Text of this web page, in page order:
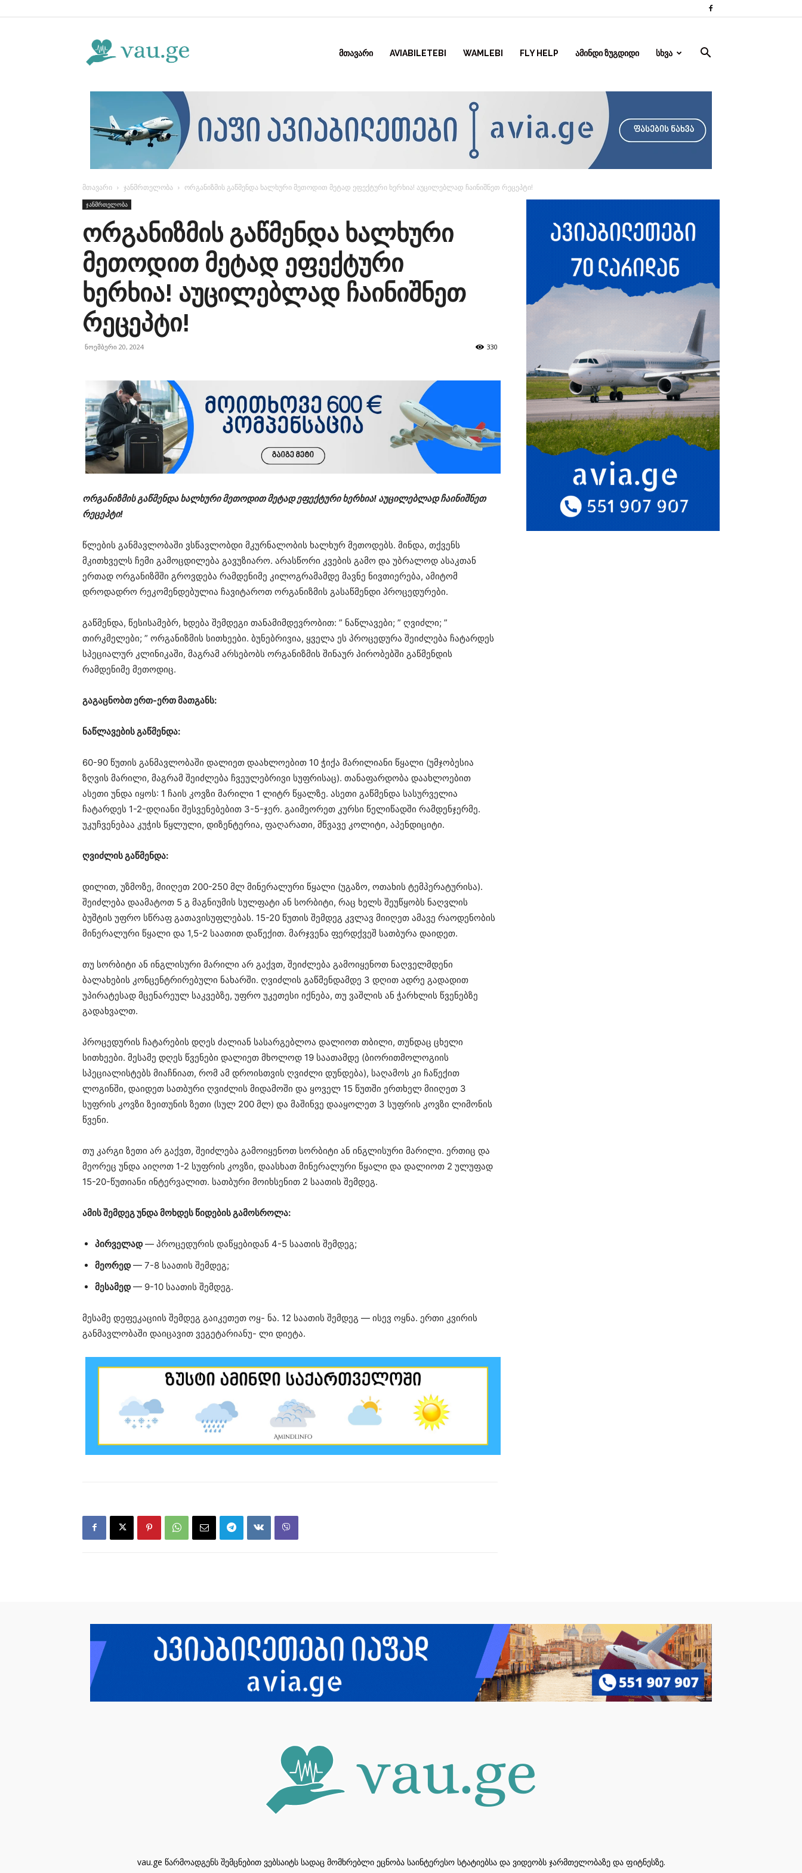
ᲛᲗᲐᲕᲐᲠᲘ AVIABILETEBI WAMLEBI FLY HELP ᲐᲛᲘᲜᲓᲘ ᲖᲣᲒᲓᲘᲓᲘ ᲡᲮᲕᲐ
მთავარი ჯანმრთელობა ორგანიზმის გაწმენდა ხალხური მეთოდით მეტად ეფექტური ხერხია! აუცილებლად ჩაინიშნეთ რეცეპტი!
ჯანმრთელობა
ორგანიზმის გაწმენდა ხალხური
მეთოდით მეტად ეფექტური
ხერხია! აუცილებლად ჩაინიშნეთ
რეცეპტი!
ნოემბერი 20, 2024 330
ორგანიზმის გაწმენდა ხალხური მეთოდით მეტად ეფექტური ხერხია! აუცილებლად ჩაინიშნეთ
რეცეპტი!
წლების განმავლობაში ვსწავლობდი მკურნალობის ხალხურ მეთოდებს. მინდა, თქვენს
მკითხველს ჩემი გამოცდილება გავუზიარო. არასწორი კვების გამო და უბრალოდ ასაკთან
ერთად ორგანიზმში გროვდება რამდენიმე კილოგრამამდე მავნე ნივთიერება, ამიტომ
დროდადრო რეკომენდებულია ჩავიტაროთ ორგანიზმის გასაწმენდი პროცედურები.
გაწმენდა, წესისამებრ, ხდება შემდეგი თანამიმდევრობით: ” ნაწლავები; ” ღვიძლი; ”
თირკმელები; ” ორგანიზმის სითხეები. ბუნებრივია, ყველა ეს პროცედურა შეიძლება ჩატარდეს
სპეციალურ კლინიკაში, მაგრამ არსებობს ორგანიზმის შინაურ პირობებში გაწმენდის
რამდენიმე მეთოდიც.
გაგაცნობთ ერთ-ერთ მათგანს:
ნაწლავების გაწმენდა:
60-90 წუთის განმავლობაში დალიეთ დაახლოებით 10 ჭიქა მარილიანი წყალი (უმჯობესია
ზღვის მარილი, მაგრამ შეიძლება ჩვეულებრივი სუფრისაც). თანაფარდობა დაახლოებით
ასეთი უნდა იყოს: 1 ჩაის კოვზი მარილი 1 ლიტრ წყალზე. ასეთი გაწმენდა სასურველია
ჩატარდეს 1-2-დღიანი შესვენებებით 3-5-ჯერ. გაიმეორეთ კურსი წელიწადში რამდენჯერმე.
უკუჩვენებაა კუჭის წყლული, დიზენტერია, ფაღარათი, მწვავე კოლიტი, აპენდიციტი.
ღვიძლის გაწმენდა:
დილით, უზმოზე, მიიღეთ 200-250 მლ მინერალური წყალი (უგაზო, ოთახის ტემპერატურისა).
შეიძლება დაამატოთ 5 გ მაგნიუმის სულფატი ან სორბიტი, რაც ხელს შეუწყობს ნაღვლის
ბუშტის უფრო სწრაფ გათავისუფლებას. 15-20 წუთის შემდეგ კვლავ მიიღეთ ამავე რაოდენობის
მინერალური წყალი და 1,5-2 საათით დაწექით. მარჯვენა ფერდქვეშ სათბურა დაიდეთ.
თუ სორბიტი ან ინგლისური მარილი არ გაქვთ, შეიძლება გამოიყენოთ ნაღველმდენი
ბალახების კონცენტრირებული ნახარში. ღვიძლის გაწმენდამდე 3 დღით ადრე გადადით
უპირატესად მცენარეულ საკვებზე, უფრო უკეთესი იქნება, თუ ვაშლის ან ჭარხლის წვენებზე
გადახვალთ.
პროცედურის ჩატარების დღეს ძალიან სასარგებლოა დალიოთ თბილი, თუნდაც ცხელი
სითხეები. მესამე დღეს წვენები დალიეთ მხოლოდ 19 საათამდე (ბიორითმოლოგიის
სპეციალისტებს მიაჩნიათ, რომ ამ დროისთვის ღვიძლი დუნდება), საღამოს კი ჩაწექით
ლოგინში, დაიდეთ სათბური ღვიძლის მიდამოში და ყოველ 15 წუთში ერთხელ მიიღეთ 3
სუფრის კოვზი ზეითუნის ზეთი (სულ 200 მლ) და მაშინვე დააყოლეთ 3 სუფრის კოვზი ლიმონის
წვენი.
თუ კარგი ზეთი არ გაქვთ, შეიძლება გამოიყენოთ სორბიტი ან ინგლისური მარილი. ერთიც და
მეორეც უნდა აიღოთ 1-2 სუფრის კოვზი, დაასხათ მინერალური წყალი და დალიოთ 2 ულუფად
15-20-წუთიანი ინტერვალით. სათბური მოიხსენით 2 საათის შემდეგ.
ამის შემდეგ უნდა მოხდეს წიდების გამოსროლა:
პირველად — პროცედურის დაწყებიდან 4-5 საათის შემდეგ;
მეორედ — 7-8 საათის შემდეგ;
მესამედ — 9-10 საათის შემდეგ.
მესამე დეფეკაციის შემდეგ გაიკეთეთ ოყ- ნა. 12 საათის შემდეგ — ისევ ოყნა. ერთი კვირის
განმავლობაში დაიცავით ვეგეტარიანუ- ლი დიეტა.
vau.ge წარმოადგენს შემცნებით ვებსაიტს სადაც მომხრებლი ეცნობა საინტერესო სტატიებსა და ვიდეობს ჯარმთელობაზე და ფიტნესზე.